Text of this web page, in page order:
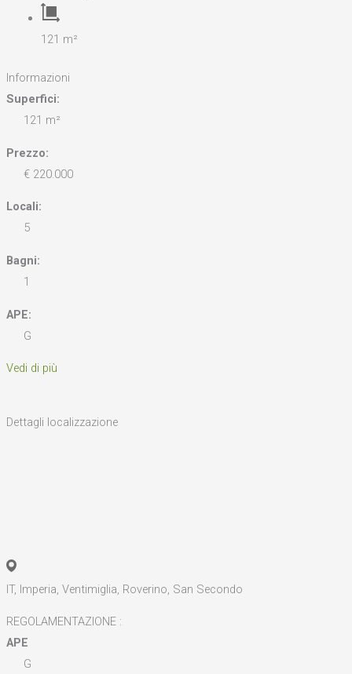
121 m²
Informazioni
Superfici:
121 m²
Prezzo:
€ 220.000
Locali:
5
Bagni:
1
APE:
G
Vedi di più
Dettagli localizzazione
IT, Imperia, Ventimiglia, Roverino, San Secondo
REGOLAMENTAZIONE :
APE
G